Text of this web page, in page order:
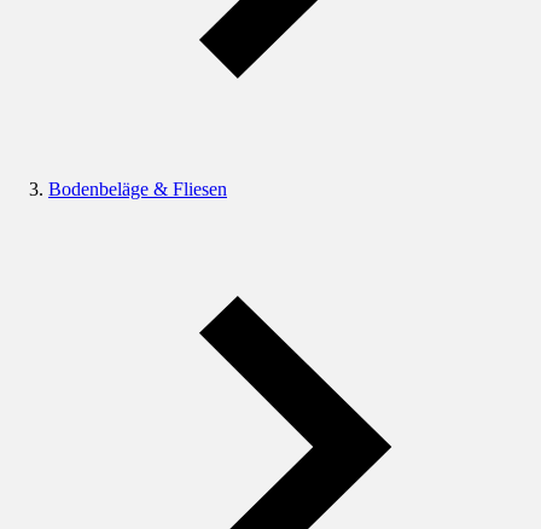
Bodenbeläge & Fliesen